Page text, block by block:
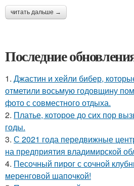
читать дальше →
Последние
1. Джастин и хейли бибер,
отметили восьмую годовщину
фото с совместного отдыха.
2. Платье, которое до сих пор
годы.
3. С 2021 года передвижные
на предприятия владимирской
4. Песочный пирог с сочной
меренговой шапочкой!